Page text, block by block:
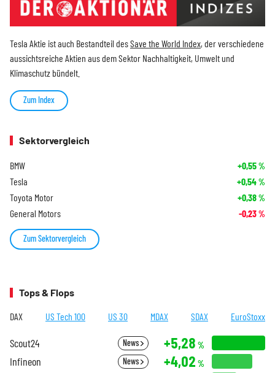
Tesla Aktie ist auch Bestandteil desSave the World Index, der verschiedene
aussichtsreiche Aktien aus dem Sektor Nachhaltigkeit, Umwelt und
Klimaschutz bündelt.
Zum Index
Sektorvergleich
BMW +0,55%
Tesla +0,54%
Toyota Motor +0,38%
General Motors -0,23%
Zum Sektorvergleich
Tops & Flops
DAX US Tech 100 US 30 MDAX SDAX EuroStoxx
Scout24 News +5,28 %
Infineon News +4,02 %